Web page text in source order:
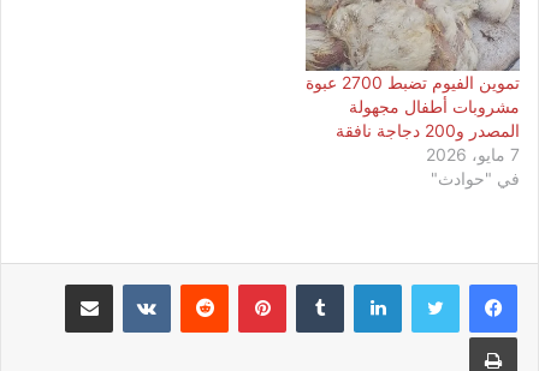
تموين الفيوم تضبط 2700 عبوة
مشروبات أطفال مجهولة
المصدر و200 دجاجة نافقة
7 مايو، 2026
في "حوادث"
لينكدإن بينتيريست مشاركة عبر البريد
طباعة